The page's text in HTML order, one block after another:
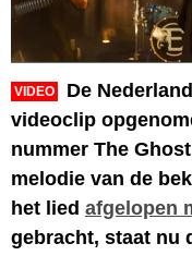
VIDEO
De
videoclip
nummer The
melodie van de
het lied afgelopen
gebracht, staat nu